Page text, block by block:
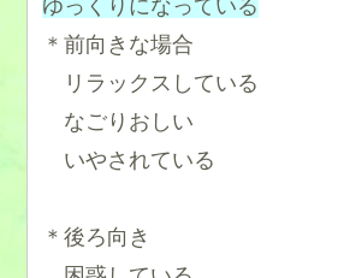
ゆっくりになっている
＊前向きな場合
リラックスしている
なごりおしい
いやされている
＊後ろ向き